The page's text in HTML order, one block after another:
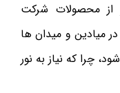
از محصولات شرکت
میادین و میدان ها
چرا که نیاز به نور